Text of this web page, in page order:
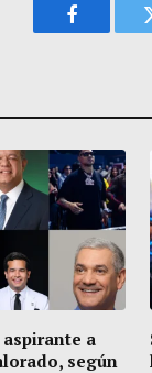
Facebook
a
según